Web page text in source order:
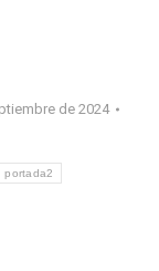
de 2024
portada2